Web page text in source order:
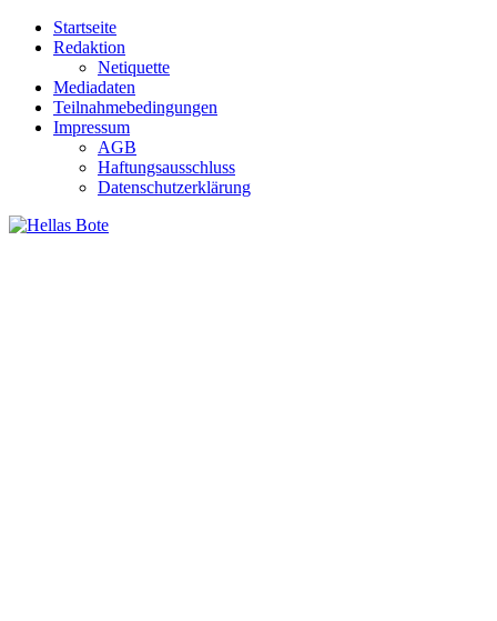
Zum
Inhalt
Startseite
Redaktion
Netiquette
Mediadaten
Teilnahmebedingungen
Impressum
AGB
Haftungsausschluss
Datenschutzerklärung